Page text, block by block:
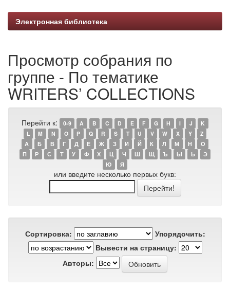
Электронная библиотека
Просмотр собрания по
группе - По тематике
WRITERS’ COLLECTIONS
Перейти к: 0-9 A B C D E F G H I J
K
L
M N O P Q R S T U V W X Y
Z
А
Б В Г Д Е Ж З И Й К Л М Н
О
П
Р С Т У Ф Х Ц Ч Ш Щ Ъ Ы Ь
Э
Ю
Я
или введите несколько первых букв:
Сортировка:
Упорядочить:
Вывести на страницу:
Авторы: